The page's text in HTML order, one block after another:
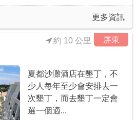
更多資訊
屏東
約 10 公里
夏都沙灘酒店在墾丁，不
少人每年至少會安排去一
次墾丁，而去墾丁一定會
選一個適...